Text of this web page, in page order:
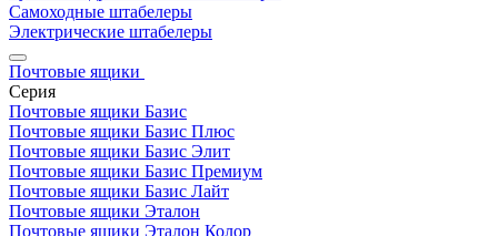
Самоходные штабелеры
Электрические штабелеры
Почтовые ящики
Серия
Почтовые ящики Базис
Почтовые ящики Базис Плюс
Почтовые ящики Базис Элит
Почтовые ящики Базис Премиум
Почтовые ящики Базис Лайт
Почтовые ящики Эталон
Почтовые ящики Эталон Колор